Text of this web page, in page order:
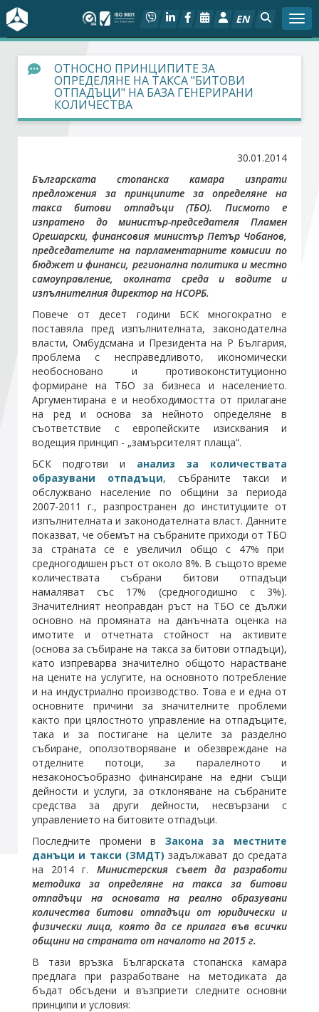
EN
За БСК
На фокус
Актуално
Дейности
Арбитражен съд
Проекти
Членове
Стани член
Абонирайте се!
ОТНОСНО ПРИНЦИПИТЕ ЗА
ОПРЕДЕЛЯНЕ НА ТАКСА "БИТОВИ
ОТПАДЪЦИ" НА БАЗА ГЕНЕРИРАНИ
КОЛИЧЕСТВА
30.01.2014
Българската стопанска камара изпрати
предложения за принципите за определяне на
такса битови отпадъци (ТБО). Писмото е
изпратено до министър-председателя Пламен
Орешарски, финансовия министър Петър Чобанов,
председателите на парламентарните комисии по
бюджет и финанси, регионална политика и местно
самоуправление, околната среда и водите и
изпълнителния директор на НСОРБ.
Повече от десет години БСК многократно е
поставяла пред изпълнителната, законодателна
власти, Омбудсмана и Президента на Р България,
проблема с несправедливото, икономически
необосновано и противоконституционно
формиране на ТБО за бизнеса и населението.
Аргументирана е и необходимостта от прилагане
на ред и основа за нейното определяне в
съответствие с европейските изисквания и
водещия принцип - „замърсителят плаща“.
БСК подготви и анализ за количествата
образувани отпадъци, събраните такси и
обслужвано население по общини за периода
2007-2011 г., разпространен до институциите от
изпълнителната и законодателната власт. Данните
показват, че обемът на събраните приходи от ТБО
за страната се е увеличил общо с 47% при
средногодишен ръст от около 8%. В същото време
количествата събрани битови отпадъци
намаляват със 17% (средногодишно с 3%).
Значителният неоправдан ръст на ТБО се дължи
основно на промяната на данъчната оценка на
имотите и отчетната стойност на активите
(основа за събиране на такса за битови отпадъци),
като изпреварва значително общото нарастване
на цените на услугите, на основното потребление
и на индустриално производство. Това е и една от
основните причини за значителните проблеми
както при цялостното управление на отпадъците,
така и за постигане на целите за разделно
събиране, оползотворяване и обезвреждане на
отделните потоци, за паралелното и
незаконосъобразно финансиране на едни същи
дейности и услуги, за отклоняване на събраните
средства за други дейности, несвързани с
управлението на битовите отпадъци.
Последните промени в Закона за местните
данъци и такси (ЗМДТ)задължават до средата
на 2014 г. Министерския съвет да разработи
методика за определяне на такса за битови
отпадъци на основата на реално образувани
количества битови отпадъци от юридически и
физически лица, която да се прилага във всички
общини на страната от началото на 2015 г.
В тази връзка Българската стопанска камара
предлага при разработване на методиката да
бъдат обсъдени и възприети следните основни
принципи и условия: